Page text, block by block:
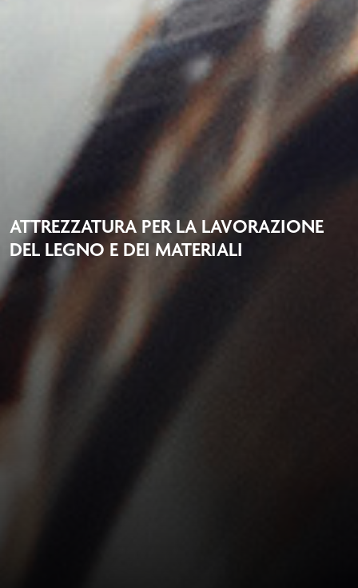
ATTREZZATURA PER LA LAVORAZIONE
DEL LEGNO E DEI MATERIALI